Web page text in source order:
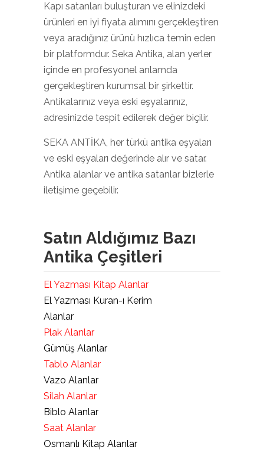
Kapı satanları buluşturan ve elinizdeki
ürünleri en iyi fiyata alımını gerçekleştiren
veya aradığınız ürünü hızlıca temin eden
bir platformdur. Seka Antika, alan yerler
içinde en profesyonel anlamda
gerçekleştiren kurumsal bir şirkettir.
Antikalarınız veya eski eşyalarınız,
adresinizde tespit edilerek değer biçilir.
SEKA ANTİKA, her türkü antika eşyaları
ve eski eşyaları değerinde alır ve satar.
Antika alanlar ve antika satanlar bizlerle
iletişime geçebilir.
Satın Aldığımız Bazı
Antika Çeşitleri
El Yazması Kitap Alanlar
El Yazması Kuran-ı Kerim
Alanlar
Plak Alanlar
Gümüş Alanlar
Tablo Alanlar
Vazo Alanlar
Silah Alanlar
Biblo Alanlar
Saat Alanlar
Osmanlı Kitap Alanlar